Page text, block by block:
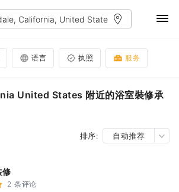
语言 执照 服务
United States 附近的浴室裝修承
排序: 自动推荐
修
2 条评论